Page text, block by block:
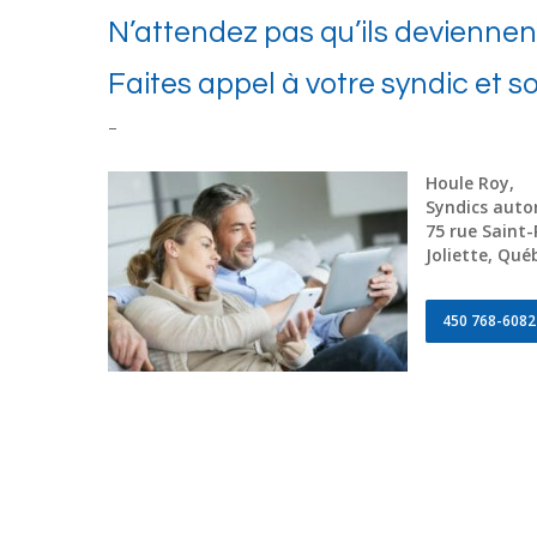
N’attendez pas qu’ils
Faites appel à votre syndic et
–
Houle Roy,
Syndics
75 rue
Joliette,
450 768-6082